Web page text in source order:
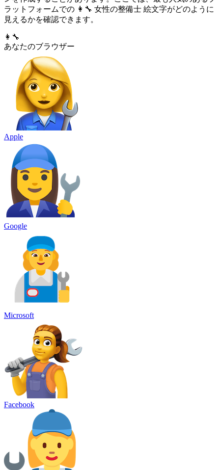
ラットフォームでの 👩‍🔧 女性の整備士 絵文字がどのように
見えるかを確認できます。
👩‍🔧
あなたのブラウザー
Apple
Google
Microsoft
Facebook